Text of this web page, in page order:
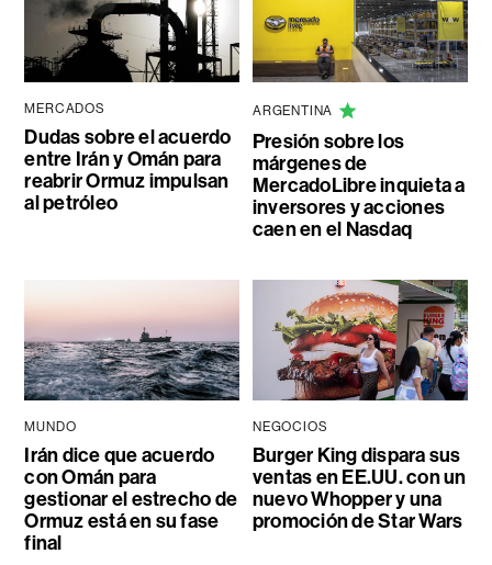
MERCADOS
Dudas sobre el acuerdo
entre Irán y Omán para
reabrir Ormuz impulsan
al petróleo
ARGENTINA
Presión sobre los
márgenes de
MercadoLibre inquieta a
inversores y acciones
caen en el Nasdaq
MUNDO
Irán dice que acuerdo
con Omán para
gestionar el estrecho de
Ormuz está en su fase
final
NEGOCIOS
Burger King dispara sus
ventas en EE.UU. con un
nuevo Whopper y una
promoción de Star Wars